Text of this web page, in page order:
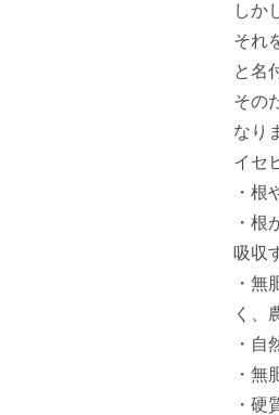
しか
それ
と名
その
なり
イセ
・根
・根
吸収
・無
く、
・自
・無
・硬